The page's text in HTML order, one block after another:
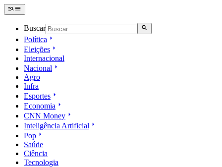
Buscar
Política
Eleições
Internacional
Nacional
Agro
Infra
Esportes
Economia
CNN Money
Inteligência Artificial
Pop
Saúde
Ciência
Tecnologia